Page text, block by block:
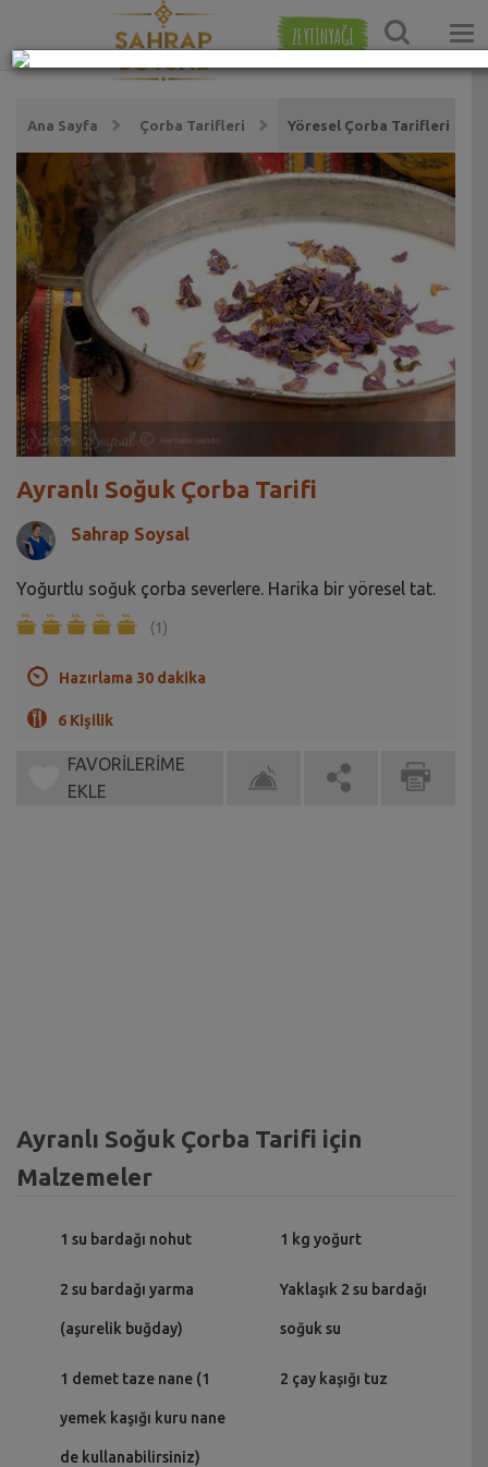
ZEYTİNYAĞI
Ana Sayfa Çorba Tarifleri Yöresel Çorba Tarifleri
Ayranlı Soğuk Çorba Tarifi
Sahrap Soysal
Yoğurtlu soğuk çorba severlere. Harika bir yöresel tat.
(1)
Hazırlama 30 dakika
6 Kişilik
FAVORİLERİME
EKLE
Ayranlı Soğuk Çorba Tarifi için
Malzemeler
1 su bardağı nohut
2 su bardağı yarma
(aşurelik buğday)
1 demet taze nane (1
yemek kaşığı kuru nane
de kullanabilirsiniz)
1 kg yoğurt
Yaklaşık 2 su bardağı
soğuk su
2 çay kaşığı tuz